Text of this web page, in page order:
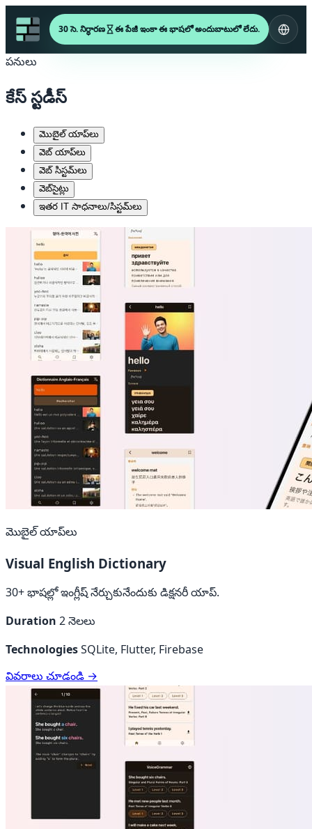
30 సె. నిర్ధారణ ఈ పేజీ ఇంకా ఈ భాషలో అందుబాటులో లేదు.
పనులు
కేస్ స్టడీస్
మొబైల్ యాప్‌లు
వెబ్ యాప్‌లు
వెబ్ సిస్టమ్‌లు
వెబ్‌సైట్లు
ఇతర IT సాధనాలు/సిస్టమ్‌లు
మొబైల్ యాప్‌లు
Visual English Dictionary
30+ భాషల్లో ఇంగ్లీష్ నేర్చుకునేందుకు డిక్షనరీ యాప్.
Duration 2 నెలలు
TechnologiesSQLite, Flutter, Firebase
వివరాలు చూడండి →